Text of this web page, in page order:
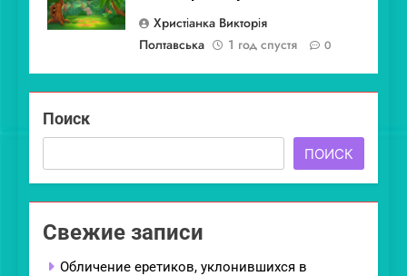
Христіанка Викторія
Полтавська
1 год спустя 0
Поиск
ПОИСК
Свежие записи
Обличение еретиков, уклонившихся в